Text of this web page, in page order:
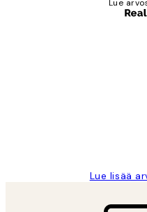
Lue
Lue lisää